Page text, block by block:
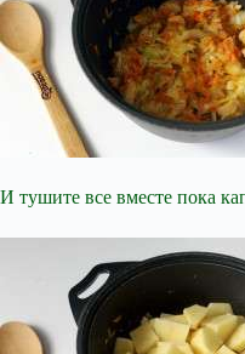
И тушите все вместе пока